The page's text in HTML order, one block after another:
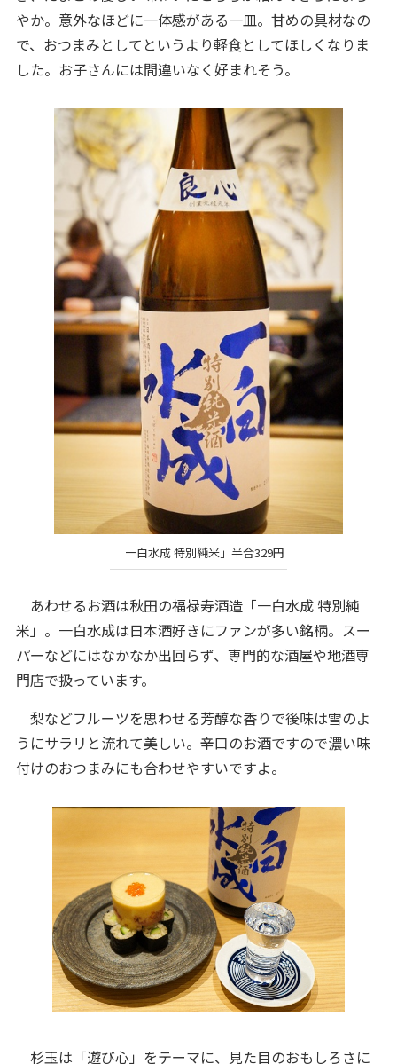
やか。意外なほどに一体感がある一皿。甘めの具材なの
で、おつまみとしてというより軽食としてほしくなりま
した。お子さんには間違いなく好まれそう。
「一白水成 特別純米」半合329円
あわせるお酒は秋田の福禄寿酒造「一白水成 特別純
米」。一白水成は日本酒好きにファンが多い銘柄。スー
パーなどにはなかなか出回らず、専門的な酒屋や地酒専
門店で扱っています。
梨などフルーツを思わせる芳醇な香りで後味は雪のよ
うにサラリと流れて美しい。辛口のお酒ですので濃い味
付けのおつまみにも合わせやすいですよ。
杉玉は「遊び心」をテーマに、見た目のおもしろさに